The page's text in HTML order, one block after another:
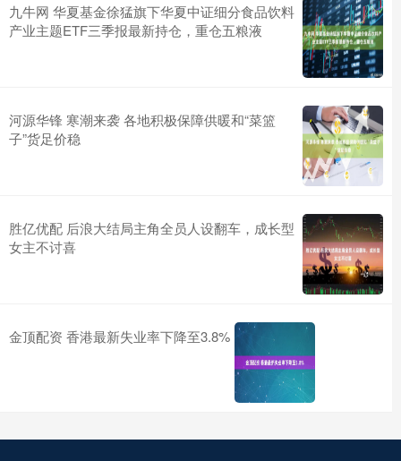
九牛网 华夏基金徐猛旗下华夏中证细分食品饮料
产业主题ETF三季报最新持仓，重仓五粮液
河源华锋 寒潮来袭 各地积极保障供暖和“菜篮
子”货足价稳
胜亿优配 后浪大结局主角全员人设翻车，成长型
女主不讨喜
金顶配资 香港最新失业率下降至3.8%